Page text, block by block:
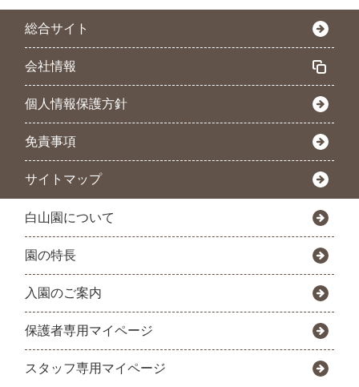
総合サイト
会社情報
個人情報保護方針
免責事項
サイトマップ
白山園について
園の特長
入園のご案内
保護者専用マイページ
スタッフ専用マイページ